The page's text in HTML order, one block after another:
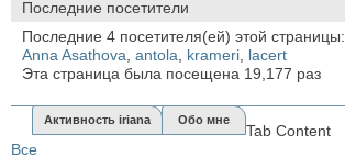
Последние посетители
Последние 4 посетителя(ей) этой страницы:
Anna Asathova antola krameri lacert
Эта страница была посещена 19,177 раз
Активность iriana Обо мне
Tab Content
Все